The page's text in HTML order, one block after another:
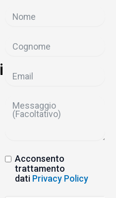
Acconsento
trattamento
dati Privacy Policy